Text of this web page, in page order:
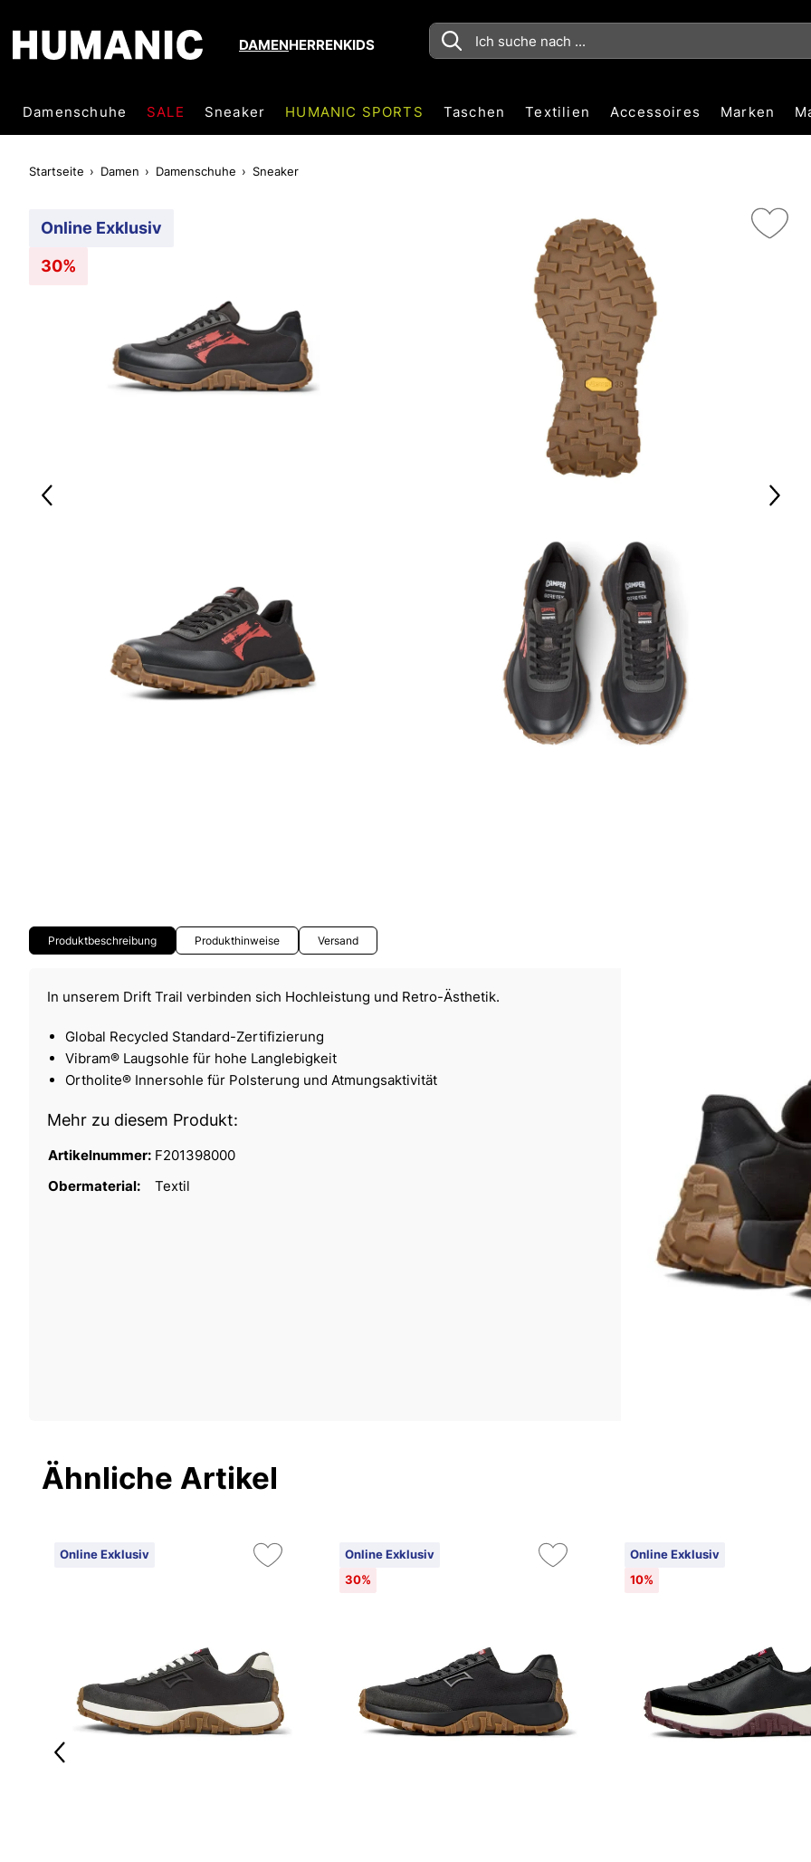
DAMENHERRENKIDS
Damenschuhe SALE Sneaker HUMANIC SPORTS Taschen Textilien Accessoires Marken
Startseite Damen Damenschuhe Sneaker
Online Exklusiv
30%
Produktbeschreibung Produkthinweise Versand
In unserem Drift Trail verbinden sich Hochleistung und Retro-Ästhetik.
Global Recycled Standard-Zertifizierung
Vibram® Laugsohle für hohe Langlebigkeit
Ortholite® Innersohle für Polsterung und Atmungsaktivität
Mehr zu diesem Produkt:
Artikelnummer: F201398000
Obermaterial:
Textil
Ähnliche Artikel
Online Exklusiv
Online Exklusiv
30%
Online Exklusiv
10%